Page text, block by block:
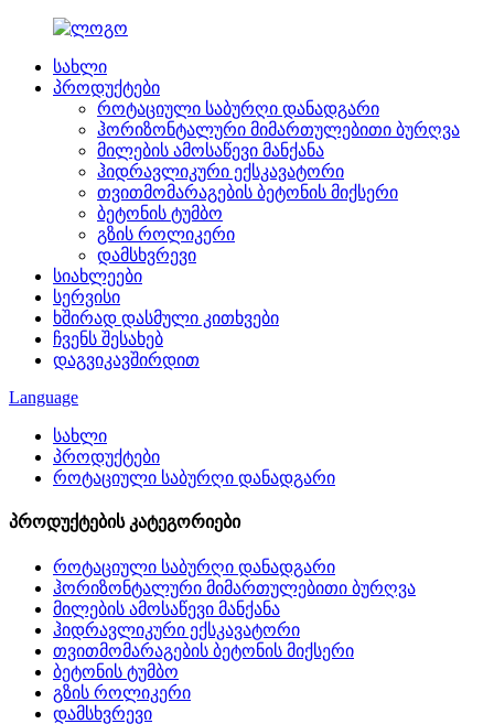
სახლი
პროდუქტები
როტაციული საბურღი დანადგარი
ჰორიზონტალური მიმართულებითი ბურღვა
მილების ამოსაწევი მანქანა
ჰიდრავლიკური ექსკავატორი
თვითმომარაგების ბეტონის მიქსერი
ბეტონის ტუმბო
გზის როლიკერი
დამსხვრევი
სიახლეები
სერვისი
ხშირად დასმული კითხვები
ჩვენს შესახებ
დაგვიკავშირდით
Language
სახლი
პროდუქტები
როტაციული საბურღი დანადგარი
პროდუქტების კატეგორიები
როტაციული საბურღი დანადგარი
ჰორიზონტალური მიმართულებითი ბურღვა
მილების ამოსაწევი მანქანა
ჰიდრავლიკური ექსკავატორი
თვითმომარაგების ბეტონის მიქსერი
ბეტონის ტუმბო
გზის როლიკერი
დამსხვრევი